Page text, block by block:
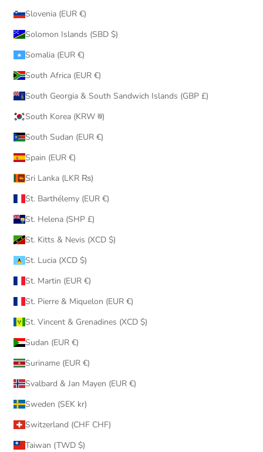
Slovenia (EUR €)
Solomon Islands (SBD $)
Somalia (EUR €)
South Africa (EUR €)
South Georgia & South Sandwich Islands (GBP £)
South Korea (KRW ₩)
South Sudan (EUR €)
Spain (EUR €)
Sri Lanka (LKR ₨)
St. Barthélemy (EUR €)
St. Helena (SHP £)
St. Kitts & Nevis (XCD $)
St. Lucia (XCD $)
St. Martin (EUR €)
St. Pierre & Miquelon (EUR €)
St. Vincent & Grenadines (XCD $)
Sudan (EUR €)
Suriname (EUR €)
Svalbard & Jan Mayen (EUR €)
Sweden (SEK kr)
Switzerland (CHF CHF)
Taiwan (TWD $)